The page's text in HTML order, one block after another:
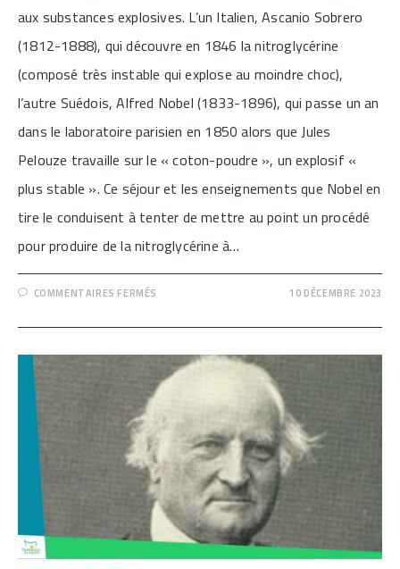
aux substances explosives. L’un Italien, Ascanio Sobrero
(1812-1888), qui découvre en 1846 la nitroglycérine
(composé très instable qui explose au moindre choc),
l’autre Suédois, Alfred Nobel (1833-1896), qui passe un an
dans le laboratoire parisien en 1850 alors que Jules
Pelouze travaille sur le « coton-poudre », un explosif «
plus stable ». Ce séjour et les enseignements que Nobel en
tire le conduisent à tenter de mettre au point un procédé
pour produire de la nitroglycérine à…
COMMENTAIRES FERMÉS
JOURNALISTIQUE
SOURCE
RECONNAISSANCE]
10 DÉCEMBRE 2023